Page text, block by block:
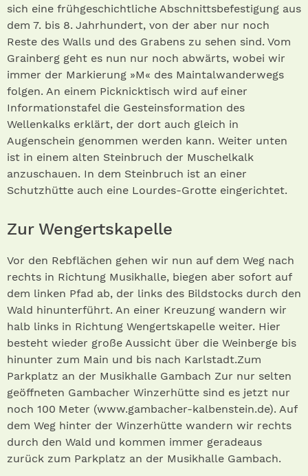
sich eine frühgeschichtliche Abschnittsbefestigung aus
dem 7. bis 8. Jahrhundert, von der aber nur noch
Reste des Walls und des Grabens zu sehen sind. Vom
Grainberg geht es nun nur noch abwärts, wobei wir
immer der Markierung »M« des Maintalwanderwegs
folgen. An einem Picknicktisch wird auf einer
Informationstafel die Gesteinsformation des
Wellenkalks erklärt, der dort auch gleich in
Augenschein genommen werden kann. Weiter unten
ist in einem alten Steinbruch der Muschelkalk
anzuschauen. In dem Steinbruch ist an einer
Schutzhütte auch eine Lourdes-Grotte eingerichtet.
Zur Wengertskapelle
Vor den Rebflächen gehen wir nun auf dem Weg nach
rechts in Richtung Musikhalle, biegen aber sofort auf
dem linken Pfad ab, der links des Bildstocks durch den
Wald hinunterführt. An einer Kreuzung wandern wir
halb links in Richtung Wengertskapelle weiter. Hier
besteht wieder große Aussicht über die Weinberge bis
hinunter zum Main und bis nach Karlstadt.Zum
Parkplatz an der Musikhalle Gambach Zur nur selten
geöffneten Gambacher Winzerhütte sind es jetzt nur
noch 100 Meter (www.gambacher-kalbenstein.de). Auf
dem Weg hinter der Winzerhütte wandern wir rechts
durch den Wald und kommen immer geradeaus
zurück zum Parkplatz an der Musikhalle Gambach.